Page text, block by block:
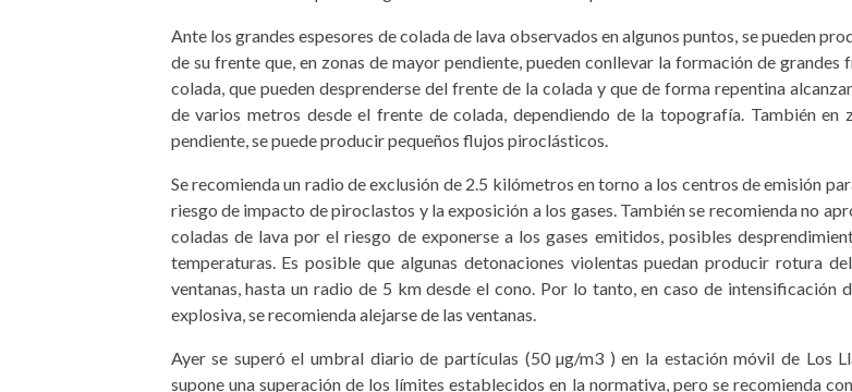
Ante los grandes espesores de colada de lava observados en algunos puntos, se pueden
de su frente que, en zonas de mayor pendiente, pueden conllevar la formación de grandes
colada, que pueden desprenderse del frente de la colada y que de forma repentina
de varios metros desde el frente de colada, dependiendo de la topografía. También en
pendiente, se puede producir pequeños flujos piroclásticos.
Se recomienda un radio de exclusión de 2.5 kilómetros en torno a los centros de emisión
riesgo de impacto de piroclastos y la exposición a los gases. También se recomienda no
coladas de lava por el riesgo de exponerse a los gases emitidos, posibles
temperaturas. Es posible que algunas detonaciones violentas puedan producir rotura
ventanas, hasta un radio de 5 km desde el cono. Por lo tanto, en caso de intensificación
explosiva, se recomienda alejarse de las ventanas.
Ayer se superó el umbral diario de partículas (50 µg/m3 ) en la estación móvil de Los
supone una superación de los límites establecidos en la normativa, pero se recomienda